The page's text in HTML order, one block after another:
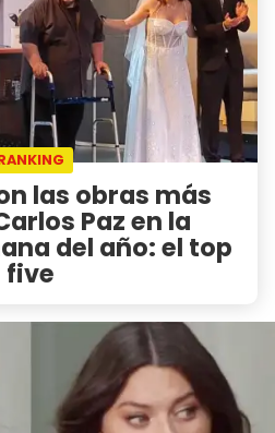
las obras más
Paz en la
del año: el top
five